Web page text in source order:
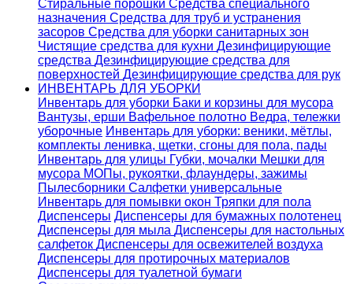
Стиральные порошки Cредства специального
назначения Средства для труб и устранения
засоров Средства для уборки санитарных зон
Чистящие средства для кухни Дезинфицирующие
средства Дезинфицирующие средства для
поверхностей Дезинфицирующие средства для рук
ИНВЕНТАРЬ ДЛЯ УБОРКИ
Инвентарь для уборки Баки и корзины для мусора
Вантузы, ерши Вафельное полотно Ведра, тележки
уборочные Инвентарь для уборки: веники, мётлы,
комплекты ленивка, щетки, сгоны для пола, пады
Инвентарь для улицы Губки, мочалки Мешки для
мусора МОПы, рукоятки, флаундеры, зажимы
Пылесборники Салфетки универсальные
Инвентарь для помывки окон Тряпки для пола
Диспенсеры Диспенсеры для бумажных полотенец
Диспенсеры для мыла Диспенсеры для настольных
салфеток Диспенсеры для освежителей воздуха
Диспенсеры для протирочных материалов
Диспенсеры для туалетной бумаги